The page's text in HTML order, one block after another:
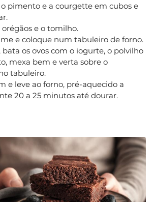
pimento e a courgette em cubos e
e o tomilho.
e coloque num tabuleiro de forno.
os ovos com o iogurte, o polvilho
mexa bem e verta sobre o
tabuleiro.
e leve ao forno, pré-aquecido a
20 a 25 minutos até dourar.